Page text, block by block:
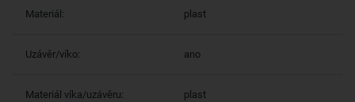
Materiál: plast
Uzávěr/víko: ano
Materiál víka/uzávěru: plast